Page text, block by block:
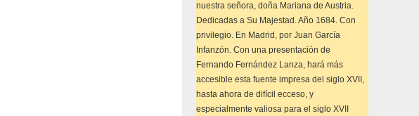
nuestra señora, doña Mariana de Austria.
Dedicadas a Su Majestad. Año 1684. Con
privilegio. En Madrid, por Juan García
Infanzón. Con una presentación de
Fernando Fernández Lanza, hará más
accesible esta fuente impresa del siglo XVII,
hasta ahora de difícil ecceso, y
especialmente valiosa para el siglo XVII